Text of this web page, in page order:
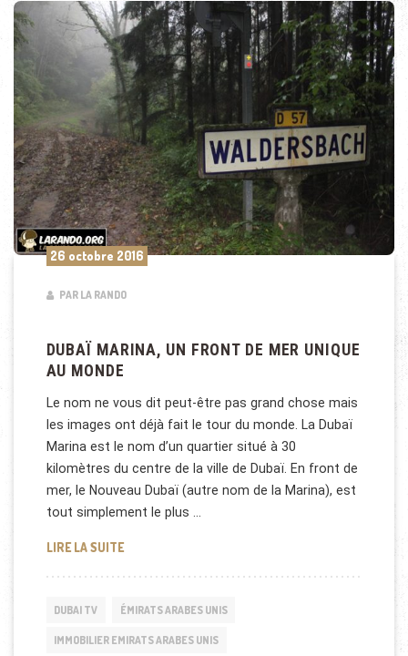
26 octobre 2016
PAR LA RANDO
DUBAÏ MARINA, UN FRONT DE MER UNIQUE
AU MONDE
Le nom ne vous dit peut-être pas grand chose mais
les images ont déjà fait le tour du monde. La Dubaï
Marina est le nom d’un quartier situé à 30
kilomètres du centre de la ville de Dubaï. En front de
mer, le Nouveau Dubaï (autre nom de la Marina), est
tout simplement le plus …
LIRE LA SUITEDUBAÏ MARINA, UN FRONT DE MER UNIQUE AU
DUBAI TV ÉMIRATS ARABES UNIS
IMMOBILIER EMIRATS ARABES UNIS